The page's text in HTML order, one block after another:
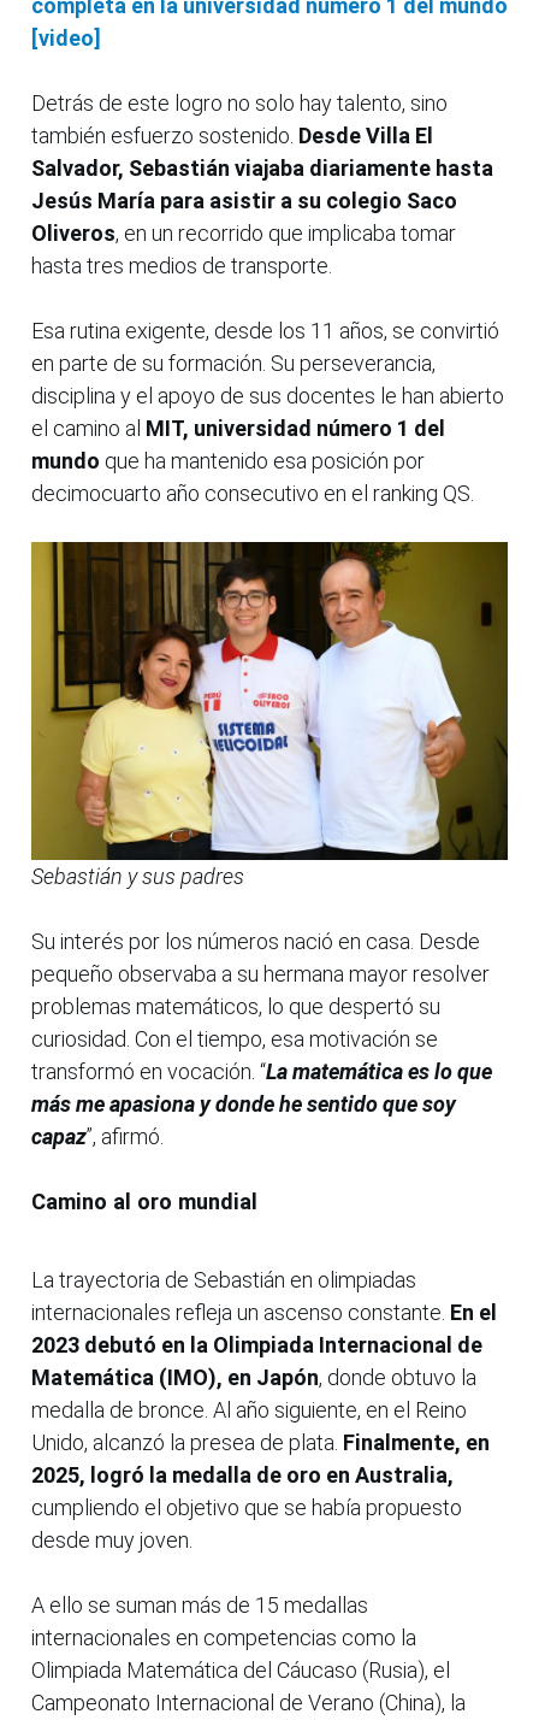
completa en la universidad número 1 del mundo
[video]
Detrás de este logro no solo hay talento, sino
también esfuerzo sostenido. Desde Villa El
Salvador, Sebastián viajaba diariamente hasta
Jesús María para asistir a su colegio Saco
Oliveros, en un recorrido que implicaba tomar
hasta tres medios de transporte.
Esa rutina exigente, desde los 11 años, se convirtió
en parte de su formación. Su perseverancia,
disciplina y el apoyo de sus docentes le han abierto
el camino al MIT, universidad número 1 del
mundo que ha mantenido esa posición por
decimocuarto año consecutivo en el ranking QS.
Sebastián y sus padres
Su interés por los números nació en casa. Desde
pequeño observaba a su hermana mayor resolver
problemas matemáticos, lo que despertó su
curiosidad. Con el tiempo, esa motivación se
transformó en vocación. “La matemática es lo que
más me apasiona y donde he sentido que soy
capaz”, afirmó.
Camino al oro mundial
La trayectoria de Sebastián en olimpiadas
internacionales refleja un ascenso constante. En el
2023 debutó en la Olimpiada Internacional de
Matemática (IMO), en Japón, donde obtuvo la
medalla de bronce. Al año siguiente, en el Reino
Unido, alcanzó la presea de plata. Finalmente, en
2025, logró la medalla de oro en Australia,
cumpliendo el objetivo que se había propuesto
desde muy joven.
A ello se suman más de 15 medallas
internacionales en competencias como la
Olimpiada Matemática del Cáucaso (Rusia), el
Campeonato Internacional de Verano (China), la